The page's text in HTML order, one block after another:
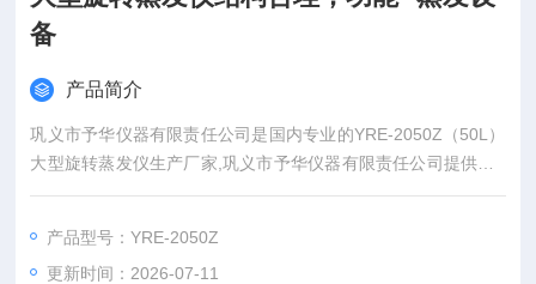
备
产品简介
巩义市予华仪器有限责任公司是国内专业的YRE-2050Z（50L）
大型旋转蒸发仪生产厂家,巩义市予华仪器有限责任公司提供的Y
RE-2050Z（50L）大型旋转蒸发仪不仅具有国内外的技术水平,
理，功能*
产品型号：YRE-2050Z
更新时间：2026-07-11